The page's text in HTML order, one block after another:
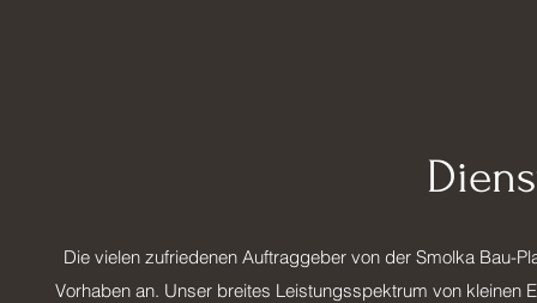
Die vielen zufriedenen Auftraggeber von der Smolka Bau-
Vorhaben an. Unser breites Leistungsspektrum von kleinen